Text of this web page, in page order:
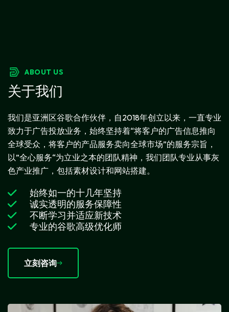
ABOUT US
关于我们
我们是亚洲区谷歌合作伙伴，自2018年创立以来，一直专业
致力于广告投放业务，始终坚持着“将客户的广告信息推向
全球受众，将客户的产品服务卖向全球市场”的服务宗旨，
以”全心服务“为立业之本的团队精神，我们团队专业从事灰
色产业推广，包括素材设计和网站搭建。
始终如一的十几年坚持
诚实透明的服务保障性
不断学习并适应新技术
专业的谷歌高级优化师
立刻咨询